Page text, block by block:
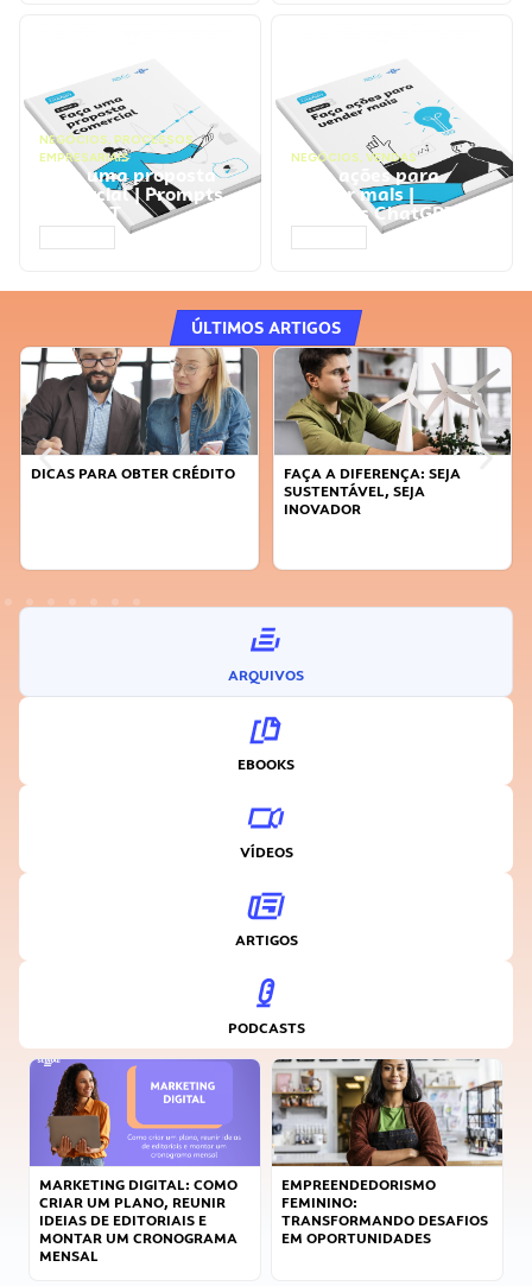
NEGÓCIOS, PROCESSOS
EMPRESARIAIS
Faça uma proposta
comercial | Prompts
ChatGPT
NEGÓCIOS, VENDAS
Faça ações para
vender mais |
Prompts ChatGPT
ÚLTIMOS ARTIGOS
DICAS PARA OBTER CRÉDITO
FAÇA A DIFERENÇA: SEJA
SUSTENTÁVEL, SEJA
INOVADOR
ARQUIVOS
EBOOKS
VÍDEOS
ARTIGOS
PODCASTS
MARKETING DIGITAL: COMO
CRIAR UM PLANO, REUNIR
IDEIAS DE EDITORIAIS E
MONTAR UM CRONOGRAMA
MENSAL
EMPREENDEDORISMO
FEMININO:
TRANSFORMANDO DESAFIOS
EM OPORTUNIDADES